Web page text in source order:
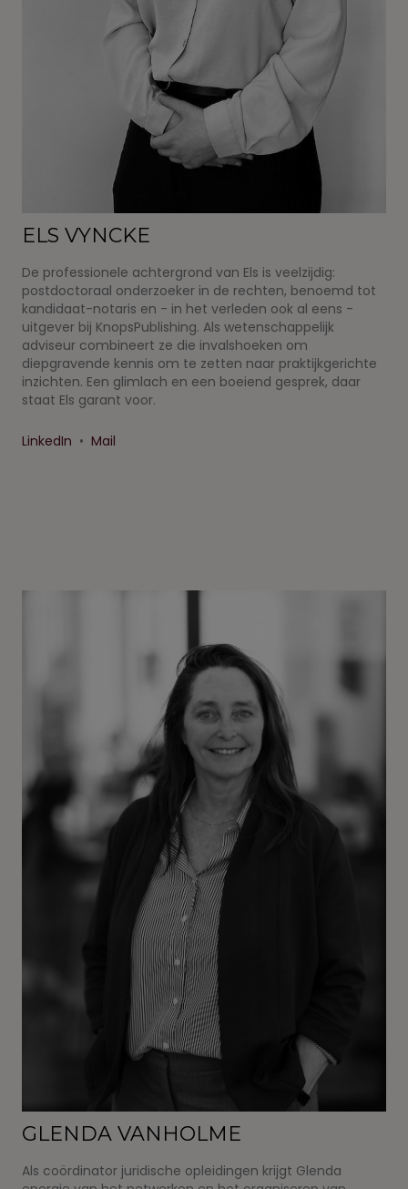
ELS VYNCKE
De professionele achtergrond van Els is veelzijdig:
postdoctoraal onderzoeker in de rechten, benoemd tot
kandidaat-notaris en - in het verleden ook al eens -
uitgever bij KnopsPublishing. Als wetenschappelijk
adviseur combineert ze die invalshoeken om
diepgravende kennis om te zetten naar praktijkgerichte
inzichten. Een glimlach en een boeiend gesprek, daar
staat Els garant voor.
LinkedIn • Mail
GLENDA VANHOLME
Als coördinator juridische opleidingen krijgt Glenda